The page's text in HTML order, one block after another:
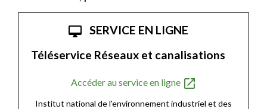
desktop_mac SERVICE EN LIGNE
Téléservice Réseaux et canalisations
Accéder au service en ligne open_in_new
Institut national de l'environnement industriel et des